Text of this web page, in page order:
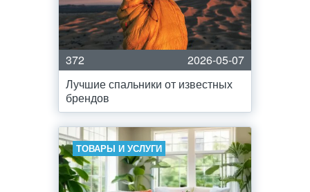
372
2026-05-07
Лучшие спальники от известных
брендов
ТОВАРЫ И УСЛУГИ